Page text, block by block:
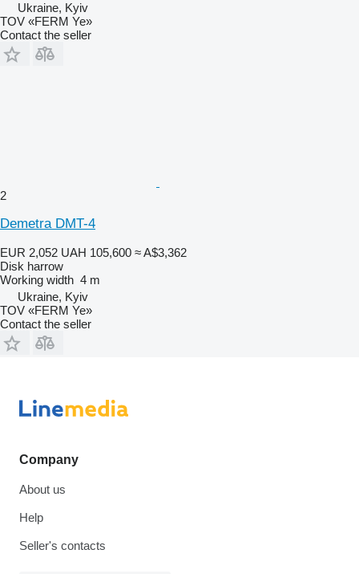
Ukraine, Kyiv
TOV «FERM Ye»
Contact the seller
2
Demetra DMT-4
EUR 2,052 UAH 105,600 ≈ A$3,362
Disk harrow
Working width 4 m
Ukraine, Kyiv
TOV «FERM Ye»
Contact the seller
Company
About us
Help
Seller's contacts